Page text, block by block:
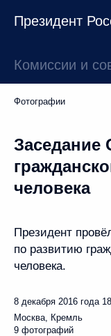
Президент
Комиссии и
Фотографии
Заседание
человека
Президент
по развитию
человека.
8 декабря 2016 года
Москва, Кремль
9 фотографий